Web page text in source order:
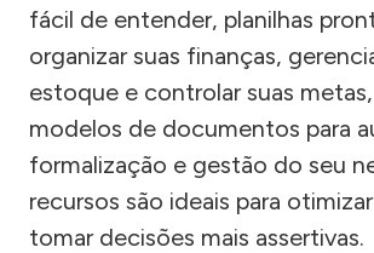
fácil de entender, planilhas
organizar suas finanças,
estoque e controlar suas
modelos de documentos para
formalização e gestão do seu
recursos são ideais para
tomar decisões mais assertivas.